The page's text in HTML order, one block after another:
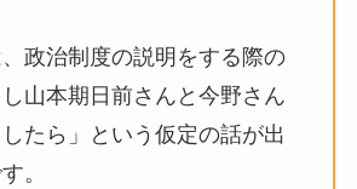
政治制度の説明をする際の
山本期日前さんと今野さん
たら」という仮定の話が出
。